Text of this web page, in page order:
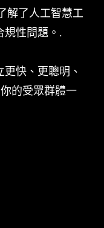
解了人工智慧工
規性問題。.
快、更聰明、
的受眾群體一